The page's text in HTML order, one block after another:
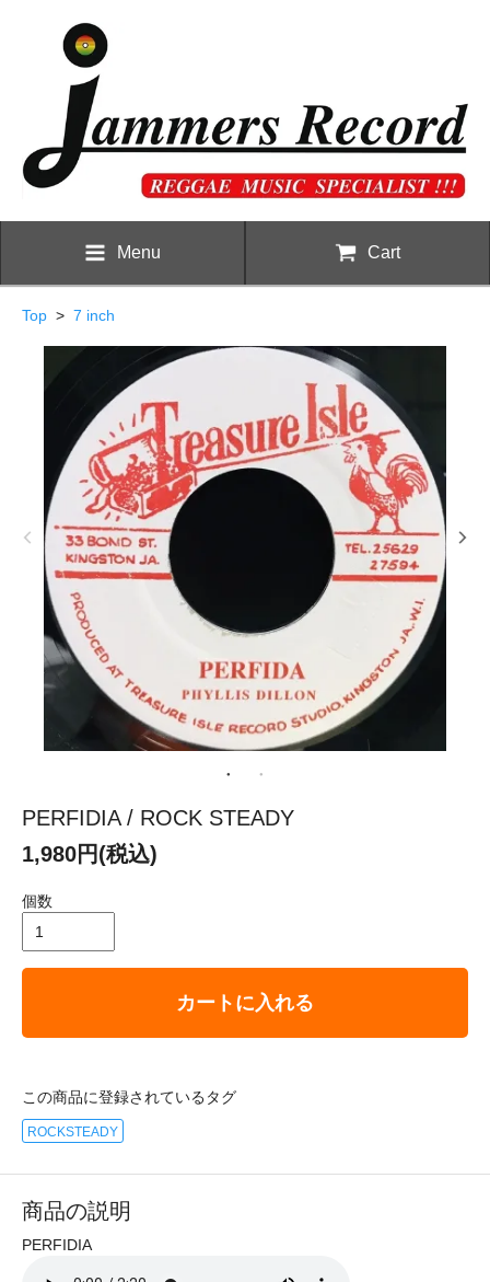
Menu Cart
Top > 7 inch
PERFIDIA / ROCK STEADY
1,980円(税込)
個数
カートに入れる
この商品に登録されているタグ
ROCKSTEADY
商品の説明
PERFIDIA